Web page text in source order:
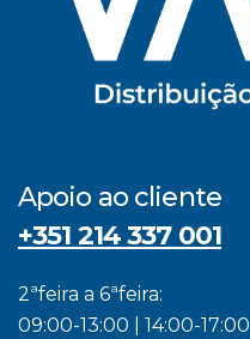
Apoio ao cliente
+351 214 337 001
2ªfeira a 6ªfeira:
09:00-13:00 | 14:00-17:00